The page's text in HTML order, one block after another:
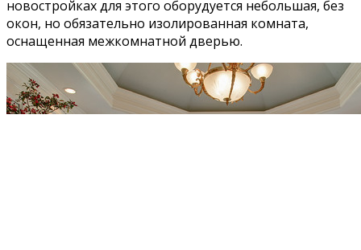
новостройках для этого оборудуется небольшая, без
окон, но обязательно изолированная комната,
оснащенная межкомнатной дверью.